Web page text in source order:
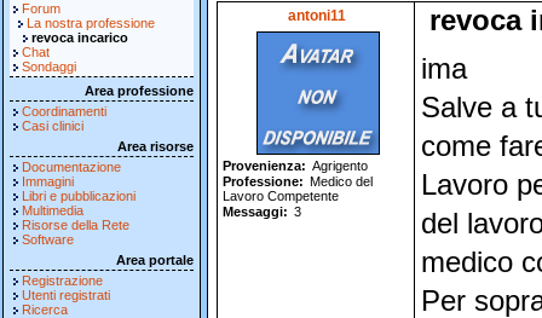
Forum
La nostra professione
revoca incarico
Chat
Sondaggi
Area professione
Coordinamenti
Casi clinici
Area risorse
Documentazione
Immagini
Libri e pubblicazioni
Multimedia
Risorse della Rete
Software
Area portale
Registrazione
Utenti registrati
Ricerca
antoni11
Provenienza
Agrigento
Professione
Medico del
Lavoro Competente
Messaggi
3
revoca
ima
Salve a
come
Lavoro
del
medico
Per